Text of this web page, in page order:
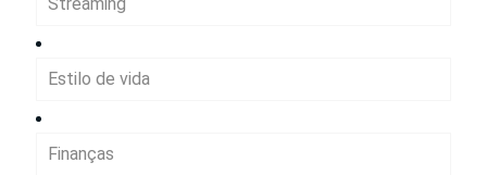
Estilo de vida
Finanças